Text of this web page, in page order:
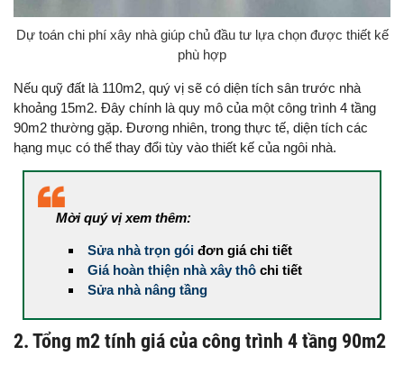
Dự toán chi phí xây nhà giúp chủ đầu tư lựa chọn được thiết kế
phù hợp
Nếu quỹ đất là 110m2, quý vị sẽ có diện tích sân trước nhà
khoảng 15m2. Đây chính là quy mô của một công trình 4 tầng
90m2 thường gặp. Đương nhiên, trong thực tế, diện tích các
hạng mục có thể thay đổi tùy vào thiết kế của ngôi nhà.
Mời quý vị xem thêm:
Sửa nhà trọn gói đơn giá chi tiết
Giá hoàn thiện nhà xây thô chi tiết
Sửa nhà nâng tầng
2. Tổng m2 tính giá của công trình 4 tầng 90m2